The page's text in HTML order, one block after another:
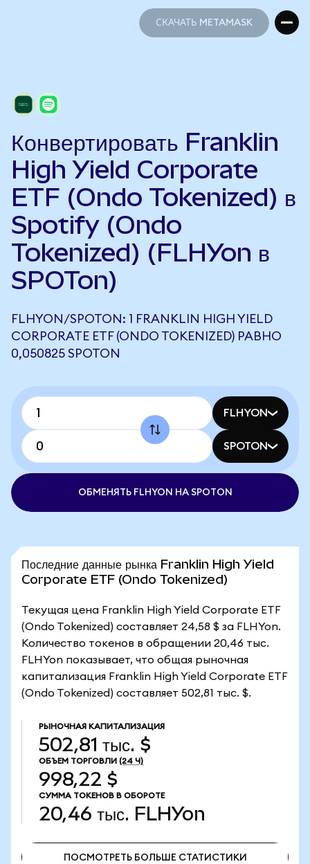
СКАЧАТЬ METAMASK
Конвертировать Franklin
High Yield Corporate
ETF (Ondo Tokenized) в
Spotify (Ondo
Tokenized) (FLHYon в
SPOTon)
FLHYON/SPOTON: 1 FRANKLIN HIGH YIELD
CORPORATE ETF (ONDO TOKENIZED) РАВНО
0,050825 SPOTON
FLHYON
SPOTON
ОБМЕНЯТЬ FLHYON НА SPOTON
Последние данные рынка Franklin High Yield
Corporate ETF (Ondo Tokenized)
Текущая цена Franklin High Yield Corporate ETF
(Ondo Tokenized) составляет 24,58 $ за FLHYon.
Количество токенов в обращении 20,46 тыс.
FLHYon показывает, что общая рыночная
капитализация Franklin High Yield Corporate ETF
(Ondo Tokenized) составляет 502,81 тыс. $.
РЫНОЧНАЯ КАПИТАЛИЗАЦИЯ
502,81 тыс. $
ОБЪЕМ ТОРГОВЛИ (24 Ч)
998,22 $
СУММА ТОКЕНОВ В ОБОРОТЕ
20,46 тыс. FLHYon
ПОСМОТРЕТЬ БОЛЬШЕ СТАТИСТИКИ